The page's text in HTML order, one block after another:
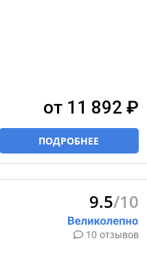
от 11 892 ₽
ПОДРОБНЕЕ
9.5/10
10 отзывов